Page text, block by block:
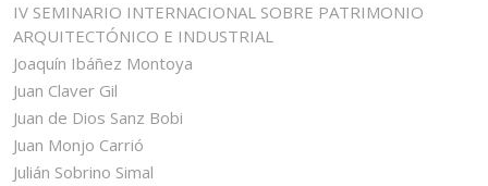
IV SEMINARIO INTERNACIONAL SOBRE PATRIMONIO
ARQUITECTÓNICO E INDUSTRIAL
Joaquín Ibáñez Montoya
Juan Claver Gil
Juan de Dios Sanz Bobi
Juan Monjo Carrió
Julián Sobrino Simal